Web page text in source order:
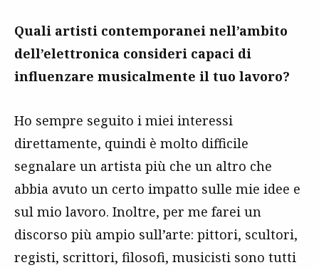
Quali artisti contemporanei nell’ambito
dell’elettronica consideri capaci di
influenzare musicalmente il tuo lavoro?
Ho sempre seguito i miei interessi
direttamente, quindi è molto difficile
segnalare un artista più che un altro che
abbia avuto un certo impatto sulle mie idee e
sul mio lavoro. Inoltre, per me farei un
discorso più ampio sull’arte: pittori, scultori,
registi, scrittori, filosofi, musicisti sono tutti